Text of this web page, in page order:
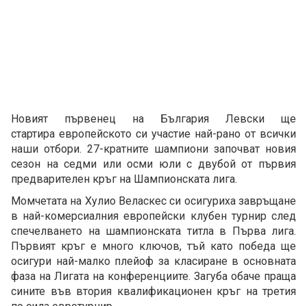
Новият първенец на България Левски ще
стартира европейското си участие най-рано от всички
наши отбори. 27-кратните шампиони започват новия
сезон на седми или осми юли с двубой от първия
предварителен кръг на Шампионската лига.
Момчетата на Хулио Веласкес си осигуриха завръщане
в най-комерсиалния европейски клубен турнир след
спечелването на шампионската титла в Първа лига.
Първият кръг е много ключов, тъй като победа ще
осигури най-малко плейоф за класиране в основната
фаза на Лигата на конференциите. Загуба обаче праща
сините във втория квалификационен кръг на третия